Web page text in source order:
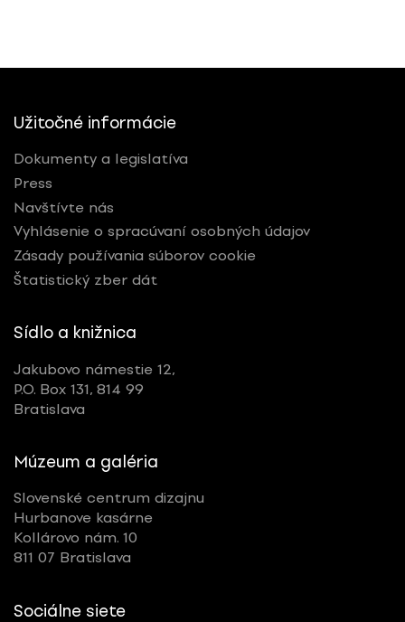
Užitočné informácie
Dokumenty a legislatíva
Press
Navštívte nás
Vyhlásenie o spracúvaní osobných údajov
Zásady používania súborov cookie
Štatistický zber dát
Sídlo a knižnica
Jakubovo námestie 12,
P.O. Box 131, 814 99
Bratislava
Múzeum a galéria
Slovenské centrum dizajnu
Hurbanove kasárne
Kollárovo nám. 10
811 07 Bratislava
Sociálne siete